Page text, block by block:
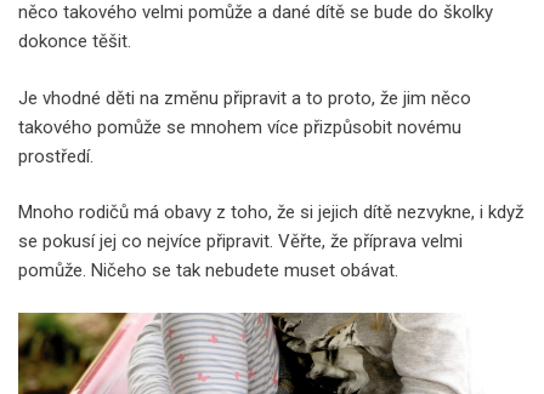
něco takového velmi pomůže a dané dítě se bude do školky
dokonce těšit.
Je vhodné děti na změnu připravit a to proto, že jim něco
takového pomůže se mnohem více přizpůsobit novému
prostředí.
Mnoho rodičů má obavy z toho, že si jejich dítě nezvykne, i když
se pokusí jej co nejvíce připravit. Věřte, že příprava velmi
pomůže. Ničeho se tak nebudete muset obávat.